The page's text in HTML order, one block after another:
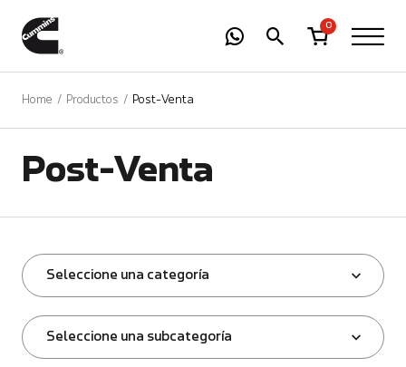
0
Home Productos Post-Venta
Post-Venta
Seleccione una categoría
Seleccione una subcategoría